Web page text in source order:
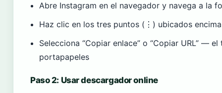
Abre Instagram en el navegador y navega a la
Haz clic en los tres puntos (⋮) ubicados
Selecciona “Copiar enlace” o “Copiar URL” —
portapapeles
Paso 2: Usar descargador online